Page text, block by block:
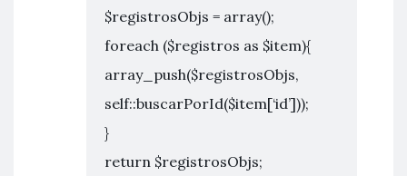
$registrosObjs = array();
foreach ($registros as $item){
array_push($registrosObjs,
self::buscarPorId($item[‘id’]));
}
return $registrosObjs;